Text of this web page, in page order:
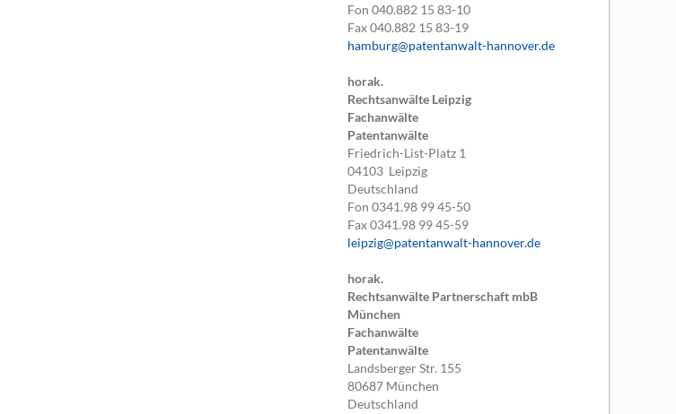
Fon040.882 15 83-10
Fax040.882 15 83-19
hamburg@patentanwalt-hannover.de
horak.
Rechtsanwälte Leipzig
Fachanwälte
Patentanwälte
Friedrich-List-Platz 1
04103 Leipzig
Deutschland
Fon0341.98 99 45-50
Fax0341.98 99 45-59
leipzig@patentanwalt-hannover.de
horak.
Rechtsanwälte Partnerschaft mbB
München
Fachanwälte
Patentanwälte
Landsberger Str. 155
80687 München
Deutschland